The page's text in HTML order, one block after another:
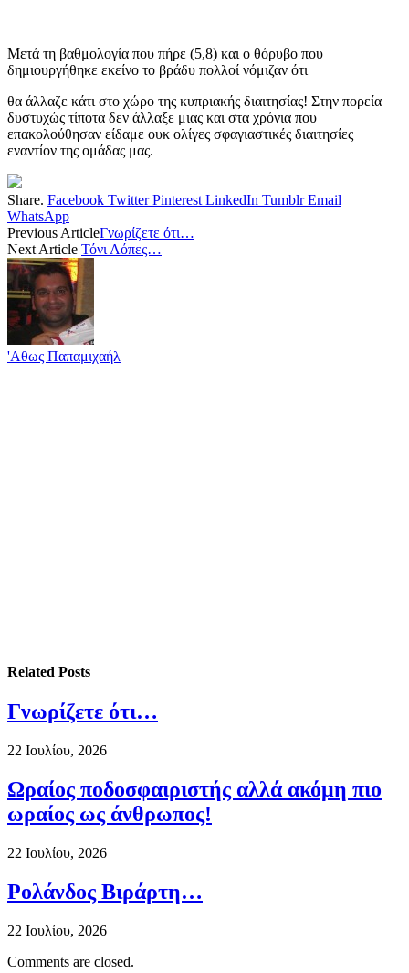
Μετά τη βαθμολογία που πήρε (5,8) και ο θόρυβο που
δημιουργήθηκε εκείνο το βράδυ πολλοί νόμιζαν ότι
θα άλλαζε κάτι στο χώρο της κυπριακής διαιτησίας! Στην πορεία
δυστυχώς τίποτα δεν άλλαξε μιας και στα χρόνια που
επακολούθησαν είδαμε ουκ ολίγες σφαγιαστικές διαιτησίες
εναντίον της ομάδας μας.
Share. Facebook Twitter Pinterest LinkedIn Tumblr Email
WhatsApp
Previous ArticleΓνωρίζετε ότι…
Next Article Τόνι Λόπες…
'Αθως Παπαμιχαήλ
Related Posts
Γνωρίζετε ότι…
22 Ιουλίου, 2026
Ωραίος ποδοσφαιριστής αλλά ακόμη πιο
ωραίος ως άνθρωπος!
22 Ιουλίου, 2026
Ρολάνδος Βιράρτη…
22 Ιουλίου, 2026
Comments are closed.